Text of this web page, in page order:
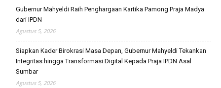
Gubernur Mahyeldi Raih Penghargaan Kartika Pamong Praja Madya
dari IPDN
Agustus 5, 2026
Siapkan Kader Birokrasi Masa Depan, Gubernur Mahyeldi Tekankan
Integritas hingga Transformasi Digital Kepada Praja IPDN Asal
Sumbar
Agustus 5, 2026